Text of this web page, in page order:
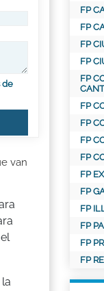
de
van
FP
FP
FP
FP
FP
FP
FP
FP
FP
FP
FP
FP
FP
FP
FP